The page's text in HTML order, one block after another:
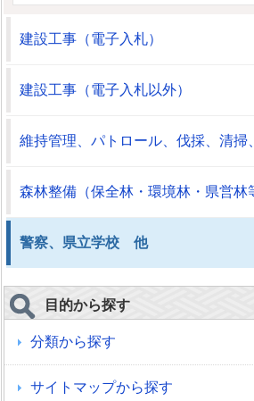
建設工事（電子入札）
建設工事（電子入札以外）
維持管理、パトロール、伐採、清
森林整備（保全林・環境林・県営林
警察、県立学校 他
目的から探す
分類から探す
サイトマップから探す